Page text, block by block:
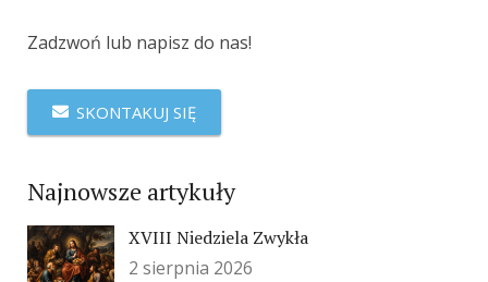
Zadzwoń lub napisz do nas!
SKONTAKUJ SIĘ
Najnowsze artykuły
XVIII Niedziela Zwykła
2 sierpnia 2026